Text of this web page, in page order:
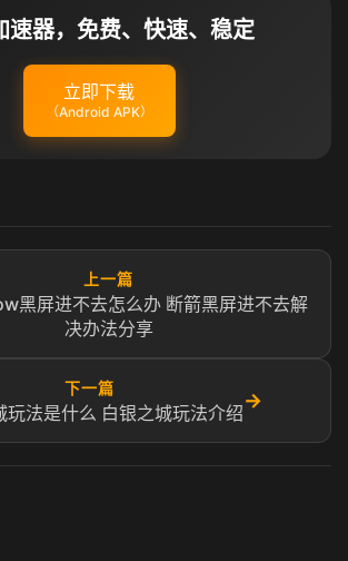
速器，免费、快速、稳定
立即下载
（Android APK）
上一篇
黑屏进不去怎么办 断箭黑屏进不去解
决办法分享
下一篇
玩法是什么 白银之城玩法介绍
→